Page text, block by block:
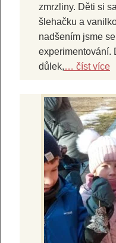
zmrzliny. Děti si
šlehačku a
nadšením jsme
experimentování.
důlek,… číst více